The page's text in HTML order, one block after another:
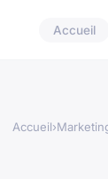
Accueil
Accueil›